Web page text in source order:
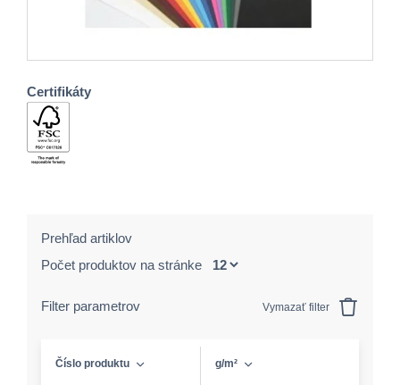
Certifikáty
Prehľad artiklov
Počet produktov na stránke
Filter parametrov Vymazať filter
Číslo produktu g/m²